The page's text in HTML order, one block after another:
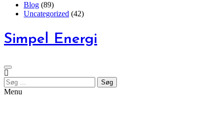
Blog (89)
Uncategorized (42)
Simpel Energi
Søg
efter:
Menu